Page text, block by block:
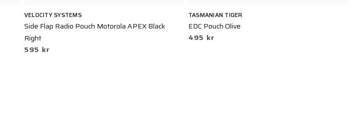
VELOCITY SYSTEMS
Side Flap Radio Pouch Motorola APEX Black
Right
595 kr
TASMANIAN TIGER
EDC Pouch Olive
495 kr